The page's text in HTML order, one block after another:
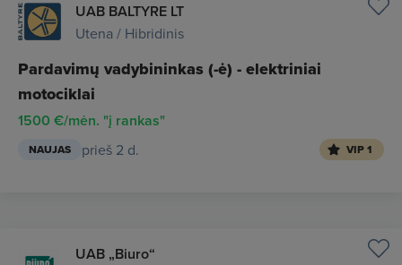
UAB BALTYRE LT
Utena / Hibridinis
Pardavimų vadybininkas (-ė) - elektriniai
motociklai
1500 €/mėn. "į rankas"
NAUJAS prieš 2 d. VIP 1
UAB „Biuro“